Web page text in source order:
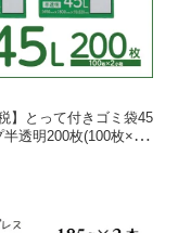
】とって付きゴミ袋45
半透明200枚(100枚×2
】